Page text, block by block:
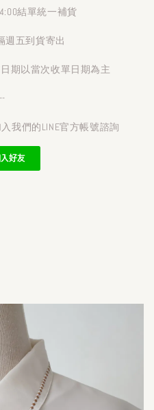
結單統一補貨
週五到貨寄出
期以當次收單日期為主
我們的LINE官方帳號諮詢